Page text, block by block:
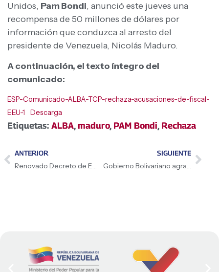
Unidos, Pam Bondi, anunció este jueves una
recompensa de 50 millones de dólares por
información que conduzca al arresto del
presidente de Venezuela, Nicolás Maduro.
A continuación, el texto íntegro del
comunicado:
ESP-Comunicado-ALBA-TCP-rechaza-acusaciones-de-fiscal-
EEU-1
Descarga
Etiquetas: ALBA,maduro, PAM Bondi, Rechaza
ANTERIOR
Renovado Decreto de Emergencia Económica
SIGUIENTE
Gobierno Bolivariano agradece apoyo internacional